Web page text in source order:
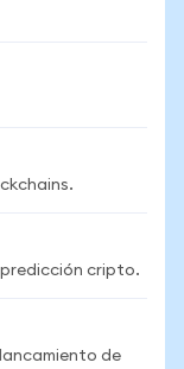
cripto.
de